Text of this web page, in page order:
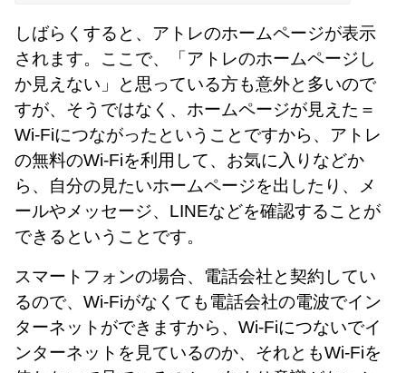
しばらくすると、アトレのホームページが表示
されます。ここで、「アトレのホームページし
か見えない」と思っている方も意外と多いので
すが、そうではなく、ホームページが見えた＝
Wi-Fiにつながったということですから、アトレ
の無料のWi-Fiを利用して、お気に入りなどか
ら、自分の見たいホームページを出したり、メ
ールやメッセージ、LINEなどを確認することが
できるということです。
スマートフォンの場合、電話会社と契約してい
るので、Wi-Fiがなくても電話会社の電波でイン
ターネットができますから、Wi-Fiにつないでイ
ンターネットを見ているのか、それともWi-Fiを